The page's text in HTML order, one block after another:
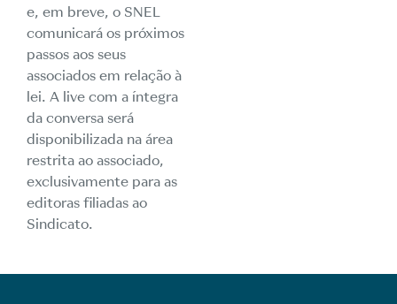
e, em breve, o SNEL
comunicará os próximos
passos aos seus
associados em relação à
lei. A live com a íntegra
da conversa será
disponibilizada na área
restrita ao associado,
exclusivamente para as
editoras filiadas ao
Sindicato.